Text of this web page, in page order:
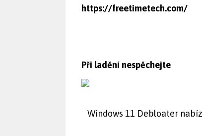
https://freetimetech.com/
Při ladění nespěchejte
Windows 11 Debloater